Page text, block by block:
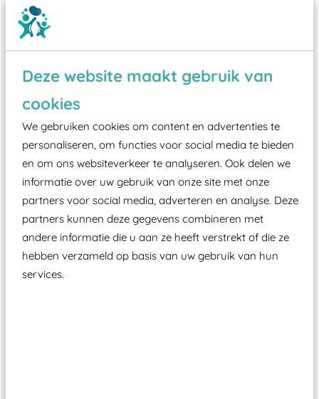
Deze website maakt gebruik van
cookies
We gebruiken cookies om content en advertenties te
personaliseren, om functies voor social media te bieden
en om ons websiteverkeer te analyseren. Ook delen we
informatie over uw gebruik van onze site met onze
partners voor social media, adverteren en analyse. Deze
partners kunnen deze gegevens combineren met
andere informatie die u aan ze heeft verstrekt of die ze
hebben verzameld op basis van uw gebruik van hun
services.
Wist je dat:
Vanaf een valhoogte van 1,5 meter een speciale
valondergrond onder speeltoestellen verplicht is
zoals kunstgras, rubber tegels of boomschors?
Elk speeltoestel in de openbare ruimte voorzien
moet zijn van een typekeuring, -plaatje en
certificering, uitgegeven door een Nederlands
aangewezen keuringsinstantie?